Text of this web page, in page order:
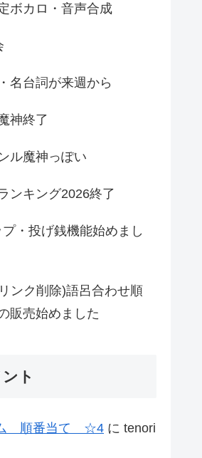
ボカロ・音声合成
名台詞が来週から
神終了
ル魔神っぽい
ンキング2026終了
・投げ銭機能始めまし
ンク削除)語呂合わせ順
販売始めました
ト
ム 順番当て ☆4 に tenori